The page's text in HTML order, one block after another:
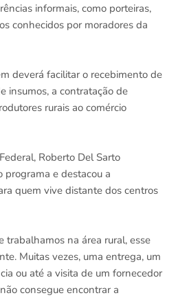
informais, como porteiras,
conhecidos por moradores da
deverá facilitar o recebimento de
insumos, a contratação de
rurais ao comércio
Roberto Del Sarto
programa e destacou a
quem vive distante dos centros
trabalhamos na área rural, esse
Muitas vezes, uma entrega, um
ou até a visita de um fornecedor
consegue encontrar a